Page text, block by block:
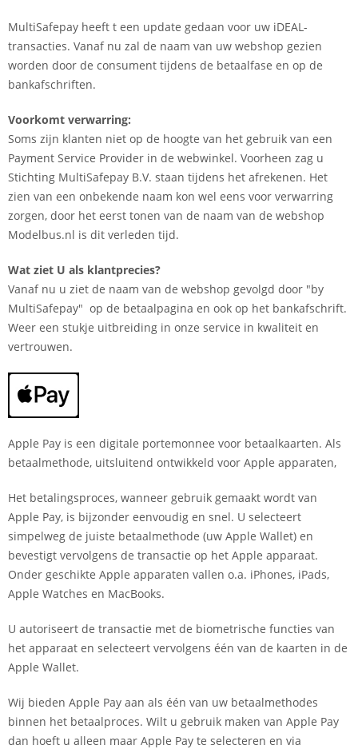
MultiSafepay heeft t een update gedaan voor uw iDEAL-
transacties. Vanaf nu zal de naam van uw webshop gezien
worden door de consument tijdens de betaalfase en op de
bankafschriften.
Voorkomt verwarring:
Soms zijn klanten niet op de hoogte van het gebruik van een
Payment Service Provider in de webwinkel. Voorheen zag u
Stichting MultiSafepay B.V. staan tijdens het afrekenen. Het
zien van een onbekende naam kon wel eens voor verwarring
zorgen, door het eerst tonen van de naam van de webshop
Modelbus.nl is dit verleden tijd.
Wat ziet U als klantprecies?
Vanaf nu u ziet de naam van de webshop gevolgd door "by
MultiSafepay" op de betaalpagina en ook op het bankafschrift.
Weer een stukje uitbreiding in onze service in kwaliteit en
vertrouwen.
Apple Pay is een digitale portemonnee voor betaalkaarten. Als
betaalmethode, uitsluitend ontwikkeld voor Apple apparaten,
Het betalingsproces, wanneer gebruik gemaakt wordt van
Apple Pay, is bijzonder eenvoudig en snel. U selecteert
simpelweg de juiste betaalmethode (uw Apple Wallet) en
bevestigt vervolgens de transactie op het Apple apparaat.
Onder geschikte Apple apparaten vallen o.a. iPhones, iPads,
Apple Watches en MacBooks.
U autoriseert de transactie met de biometrische functies van
het apparaat en selecteert vervolgens één van de kaarten in de
Apple Wallet.
Wij bieden Apple Pay aan als één van uw betaalmethodes
binnen het betaalproces. Wilt u gebruik maken van Apple Pay
dan hoeft u alleen maar Apple Pay te selecteren en via